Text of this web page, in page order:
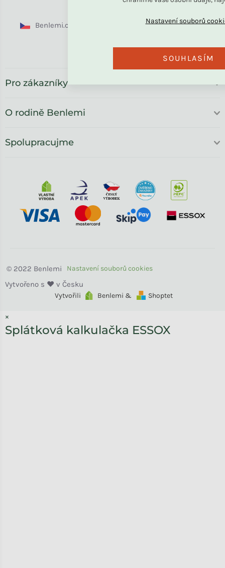
SOUHLASÍM
Benlemi.cz Benlemi.com
Benlemi.ro
Pro zákazníky
O rodině Benlemi
Spolupracujme
Vytvořili Benlemi & Shoptet
Benlemi
×
Splátková kalkulačka ESSOX